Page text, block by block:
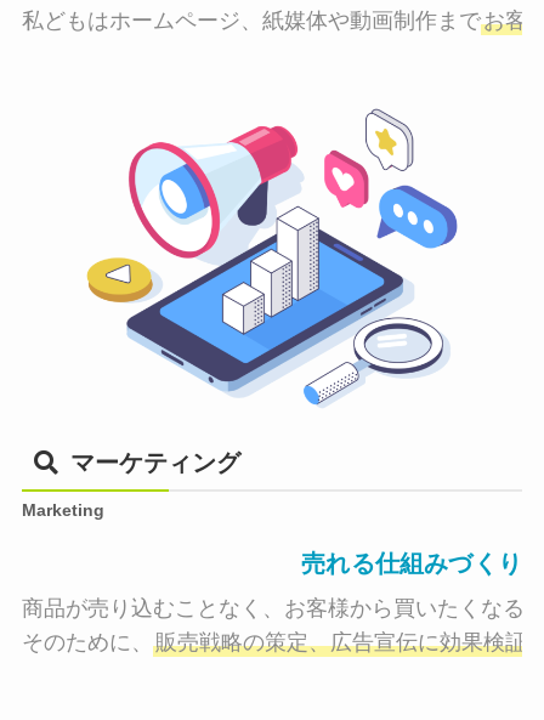
私どもはホームページ、紙媒体や動画制作までお客
マーケティング
Marketing
売れる仕組みづくり
商品が売り込むことなく、お客様から買いたくなる
そのために、 販売戦略の策定、広告宣伝に効果検証